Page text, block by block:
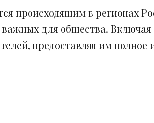
происходящим в регионах
для общества.
предоставляя им полное